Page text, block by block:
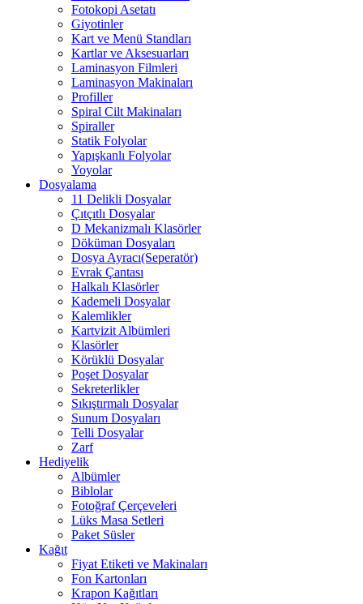
Fotokopi Asetatı
Giyotinler
Kart ve Menü Standları
Kartlar ve Aksesuarları
Laminasyon Filmleri
Laminasyon Makinaları
Profiller
Spiral Cilt Makinaları
Spiraller
Statik Folyolar
Yapışkanlı Folyolar
Yoyolar
Dosyalama
11 Delikli Dosyalar
Çıtçıtlı Dosyalar
D Mekanizmalı Klasörler
Döküman Dosyaları
Dosya Ayracı(Seperatör)
Evrak Çantası
Halkalı Klasörler
Kademeli Dosyalar
Kalemlikler
Kartvizit Albümleri
Klasörler
Körüklü Dosyalar
Poşet Dosyalar
Sekreterlikler
Sıkıştırmalı Dosyalar
Sunum Dosyaları
Telli Dosyalar
Zarf
Hediyelik
Albümler
Biblolar
Fotoğraf Çerçeveleri
Lüks Masa Setleri
Paket Süsler
Kağıt
Fiyat Etiketi ve Makinaları
Fon Kartonları
Krapon Kağıtları